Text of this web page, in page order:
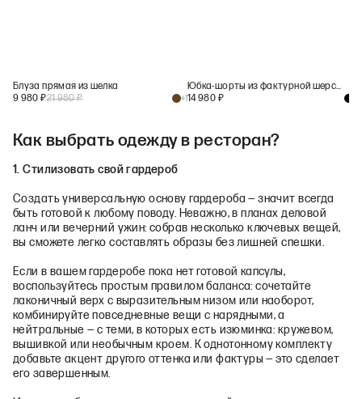
Блуза прямая из шелка
9 980 ₽21 980₽ +1
Юбка-шорты из фактурной шерсти
14 980 ₽
Как выбрать одежду в ресторан?
1. Стилизовать свой гардероб
Создать универсальную основу гардероба — значит всегда
быть готовой к любому поводу. Неважно, в планах деловой
ланч или вечерний ужин: собрав несколько ключевых вещей,
вы сможете легко составлять образы без лишней спешки.
Если в вашем гардеробе пока нет готовой капсулы,
воспользуйтесь простым правилом баланса: сочетайте
лаконичный верх с выразительным низом или наоборот,
комбинируйте повседневные вещи с нарядными, а
нейтральные — с теми, в которых есть изюминка: кружевом,
вышивкой или необычным кроем. К однотонному комплекту
добавьте акцент другого оттенка или фактуры — это сделает
его завершенным.